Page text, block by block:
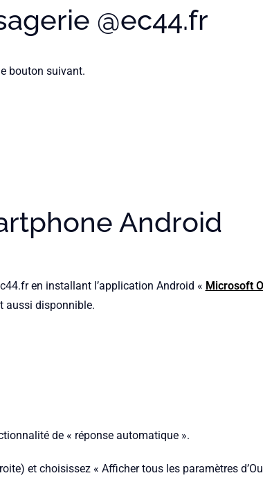
@ec44.fr
bouton suivant.
Android
en installant l’application Android « Microsoft
aussi disponnible.
de « réponse automatique ».
et choisissez « Afficher tous les paramètres